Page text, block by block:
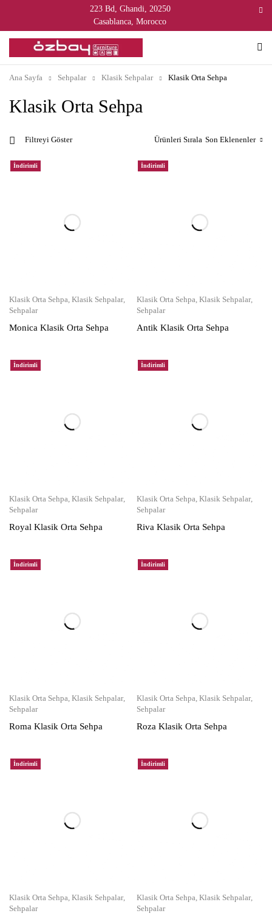
223 Bd, Ghandi, 20250
Casablanca, Morocco
Klasik Orta Sehpa
Ana Sayfa Sehpalar Klasik Sehpalar Klasik Orta Sehpa
Filtreyi Göster Ürünleri Sırala Son Eklenenler
İndirimli
Klasik Orta Sehpa Klasik Sehpalar,
Sehpalar
Monica Klasik Orta Sehpa
İndirimli
Klasik Orta Sehpa Klasik Sehpalar,
Sehpalar
Antik Klasik Orta Sehpa
İndirimli
Klasik Orta Sehpa Klasik Sehpalar,
Sehpalar
Royal Klasik Orta Sehpa
İndirimli
Klasik Orta Sehpa Klasik Sehpalar,
Sehpalar
Riva Klasik Orta Sehpa
İndirimli
Klasik Orta Sehpa Klasik Sehpalar,
Sehpalar
Roma Klasik Orta Sehpa
İndirimli
Klasik Orta Sehpa Klasik Sehpalar,
Sehpalar
Roza Klasik Orta Sehpa
İndirimli
Klasik Orta Sehpa Klasik Sehpalar,
Sehpalar
İndirimli
Klasik Orta Sehpa Klasik Sehpalar,
Sehpalar